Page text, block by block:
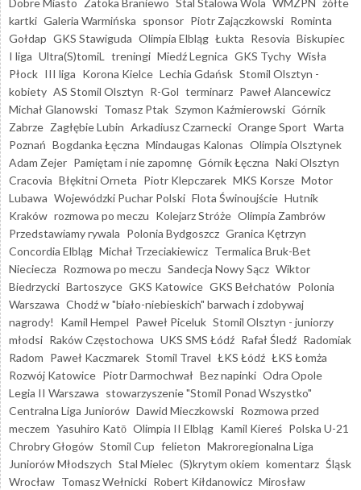
kartki Galeria Warmińska sponsor Piotr Zajączkowski Rominta
Gołdap GKS Stawiguda Olimpia Elbląg Łukta Resovia Biskupiec
I liga Ultra(S)tomiL treningi Miedź Legnica GKS Tychy Wisła
Płock III liga Korona Kielce Lechia Gdańsk Stomil Olsztyn -
kobiety AS Stomil Olsztyn R-Gol terminarz Paweł Alancewicz
Michał Glanowski Tomasz Ptak Szymon Kaźmierowski Górnik
Zabrze Zagłębie Lubin Arkadiusz Czarnecki Orange Sport Warta
Poznań Bogdanka Łęczna Mindaugas Kalonas Olimpia Olsztynek
Adam Zejer Pamiętam i nie zapomnę Górnik Łęczna Naki Olsztyn
Cracovia Błękitni Orneta Piotr Klepczarek MKS Korsze Motor
Lubawa Wojewódzki Puchar Polski Flota Świnoujście Hutnik
Kraków rozmowa po meczu Kolejarz Stróże Olimpia Zambrów
Przedstawiamy rywala Polonia Bydgoszcz Granica Kętrzyn
Concordia Elbląg Michał Trzeciakiewicz Termalica Bruk-Bet
Nieciecza Rozmowa po meczu Sandecja Nowy Sącz Wiktor
Biedrzycki Bartoszyce GKS Katowice GKS Bełchatów Polonia
Warszawa Chodź w "biało-niebieskich" barwach i zdobywaj
nagrody!
Kamil Hempel Paweł Piceluk Stomil Olsztyn - juniorzy
młodsi Raków Częstochowa UKS SMS Łódź Rafał Śledź Radomiak
Radom Paweł Kaczmarek Stomil Travel ŁKS Łódź ŁKS Łomża
Rozwój Katowice Piotr Darmochwał Bez napinki Odra Opole
Legia II Warszawa stowarzyszenie "Stomil Ponad Wszystko"
Centralna Liga Juniorów Dawid Mieczkowski Rozmowa przed
meczem Yasuhiro Katō Olimpia II Elbląg Kamil Kiereś Polska U-21
Chrobry Głogów Stomil Cup felieton Makroregionalna Liga
Juniorów Młodszych Stal Mielec (S)krytym okiem komentarz Śląsk
Wrocław Tomasz Wełnicki Robert Kiłdanowicz Mirosław